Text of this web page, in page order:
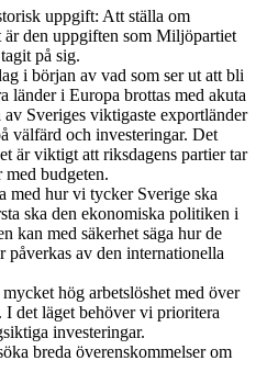
uppgift: Att ställa om
den uppgiften som Miljöpartiet
på sig.
i början av vad som ser ut att bli
länder i Europa brottas med akuta
Sveriges viktigaste exportländer
välfärd och investeringar. Det
är viktigt att riksdagens partier tar
budgeten.
hur vi tycker Sverige ska
ska den ekonomiska politiken i
kan med säkerhet säga hur de
påverkas av den internationella
hög arbetslöshet med över
I det läget behöver vi prioritera
investeringar.
breda överenskommelser om